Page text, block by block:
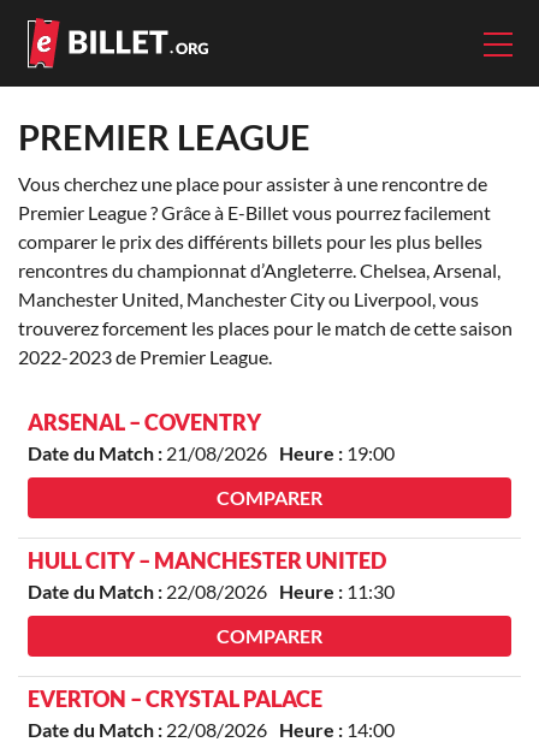
PREMIER LEAGUE
Vous cherchez une place pour assister à une rencontre de
Premier League ? Grâce à E-Billet vous pourrez facilement
comparer le prix des différents billets pour les plus belles
rencontres du championnat d’Angleterre. Chelsea, Arsenal,
Manchester United, Manchester City ou Liverpool, vous
trouverez forcement les places pour le match de cette saison
2022-2023 de Premier League.
ARSENAL – COVENTRY
Date du Match : 21/08/2026 Heure : 19:00
COMPARER
HULL CITY – MANCHESTER UNITED
Date du Match : 22/08/2026 Heure : 11:30
COMPARER
EVERTON – CRYSTAL PALACE
Date du Match : 22/08/2026 Heure : 14:00